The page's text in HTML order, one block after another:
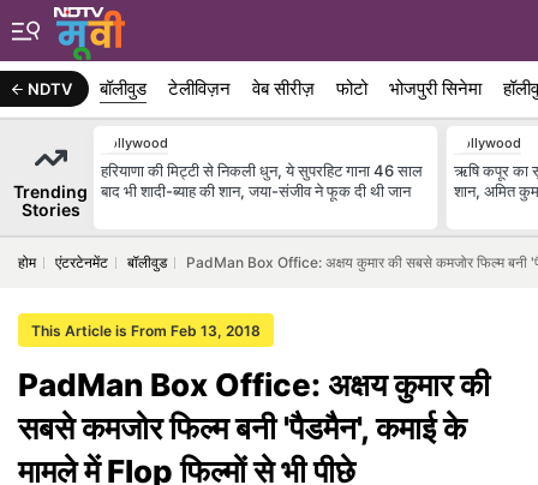
NDTV बॉलीवुड टेलीविज़न वेब सीरीज़ फोटो भोजपुरी सिनेमा
Trending
Stories
Bollywood
हरियाणा की मिट्टी से निकली धुन, ये सुपरहिट गाना 46 साल
बाद भी शादी-ब्याह की शान, जया-संजीव ने फूक दी थी जान
Bollywood
ऋषि कपूर का
शान, अमित
होम एंटरटेनमेंट बॉलीवुड PadMan Box Office: अक्षय कुमार की सबसे कमजोर फिल्म बनी
This Article is From Feb 13, 2018
PadMan Box Office: अक्षय कुमार की
सबसे कमजोर फिल्म बनी 'पैडमैन', कमाई के
मामले में Flop फिल्मों से भी पीछे